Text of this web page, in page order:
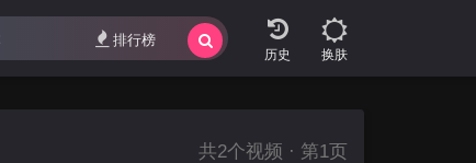
换肤
排行榜
共2个视频 · 第1页